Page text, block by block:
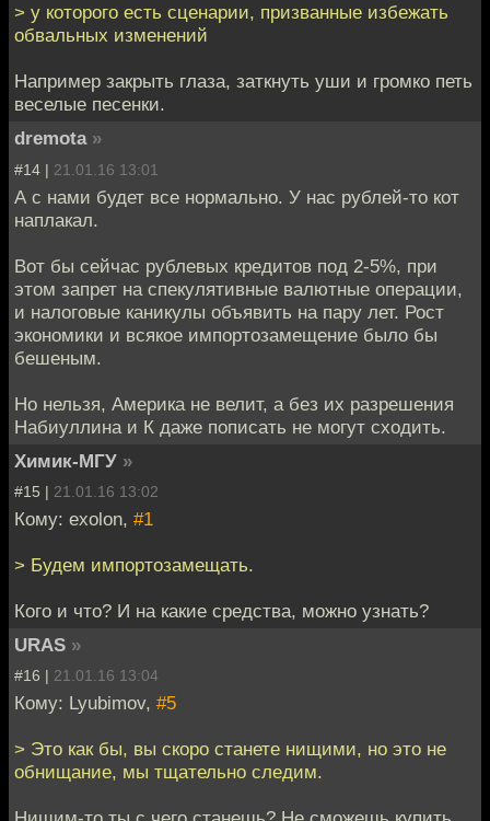
> у которого есть сценарии, призванные избежать
обвальных изменений
Например закрыть глаза, заткнуть уши и громко петь
веселые песенки.
dremota »
#14 | 21.01.16 13:01
А с нами будет все нормально. У нас рублей-то кот
наплакал.
Вот бы сейчас рублевых кредитов под 2-5%, при
этом запрет на спекулятивные валютные операции,
и налоговые каникулы объявить на пару лет. Рост
экономики и всякое импортозамещение было бы
бешеным.
Но нельзя, Америка не велит, а без их разрешения
Набиуллина и К даже пописать не могут сходить.
Химик-МГУ »
#15 | 21.01.16 13:02
Кому: exolon, #1
> Будем импортозамещать.
Кого и что? И на какие средства, можно узнать?
URAS »
#16 | 21.01.16 13:04
Кому: Lyubimov, #5
> Это как бы, вы скоро станете нищими, но это не
обнищание, мы тщательно следим.